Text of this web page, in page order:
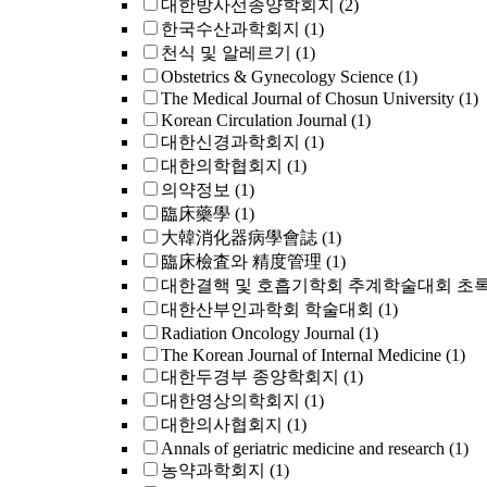
대한방사선종양학회지 (2)
한국수산과학회지 (1)
천식 및 알레르기
(1)
Obstetrics & Gynecology Science (1)
The Medical Journal of Chosun University (1)
Korean Circulation Journal (1)
대한신경과학회지 (1)
대한의학협회지 (1)
의약정보 (1)
臨床藥學 (1)
大韓消化器病學會誌 (1)
臨床檢査와 精度管理 (1)
대한결핵 및 호흡기학회 추계학술대회 초
대한산부인과학회 학술대회 (1)
Radiation Oncology Journal (1)
The Korean Journal of Internal Medicine (1)
대한두경부 종양학회지 (1)
대한영상의학회지 (1)
대한의사협회지 (1)
Annals of geriatric medicine and research (1)
농약과학회지 (1)